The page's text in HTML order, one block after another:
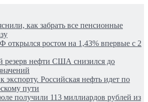
как забрать все пенсионные
открылся ростом на 1,43% впервые с 2
резерв нефти США снизился до
экспорту. Российская нефть идет по
пути
получили 113 миллиардов рублей из